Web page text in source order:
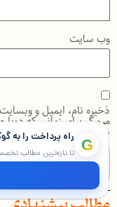
وب‌ سایت
ذخیره نام، ایمیل و
مرورگر برای زمانی که دوباره
دیدگاهی می‌نویسم.
G راه پرداخت را به
تا تازه‌ترین مطالب